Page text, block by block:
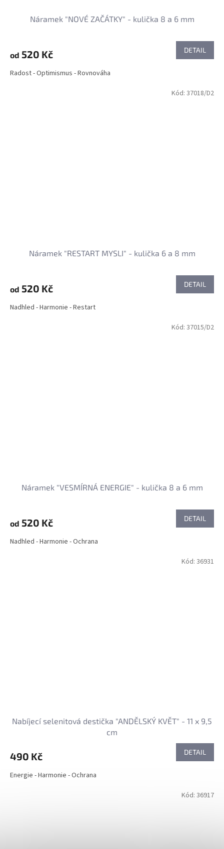
Náramek "NOVÉ ZAČÁTKY" - kulička 8 a 6 mm
od 520 Kč DETAIL
Radost - Optimismus - Rovnováha
Náramek "RESTART MYSLI" - kulička 6 a 8 mm
od 520 Kč DETAIL
Nadhled - Harmonie - Restart
Kód: 37018/D2
Náramek "VESMÍRNÁ ENERGIE" - kulička 8 a 6 mm
od 520 Kč DETAIL
Nadhled - Harmonie - Ochrana
Kód: 37015/D2
Nabíjecí selenitová destička "ANDĚLSKÝ KVĚT" - 11 x 9,5
cm
490 Kč DETAIL
Energie - Harmonie - Ochrana
Kód: 36931
Kód: 36917